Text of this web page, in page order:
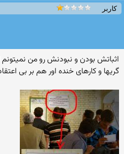
کاربر
اثباتش بودن و نبودنش رو من نمیتونم
گریها و کارهای خنده اور هم بر بی